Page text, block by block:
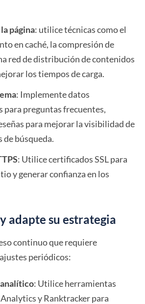
página: utilice técnicas como el
en caché, la compresión de
red de distribución de contenidos
los tiempos de carga.
: Implemente datos
para preguntas frecuentes,
para mejorar la visibilidad de
de búsqueda.
: Utilice certificados SSL para
y generar confianza en los
adapte su estrategia
continuo que requiere
periódicos:
: Utilice herramientas
y Ranktracker para